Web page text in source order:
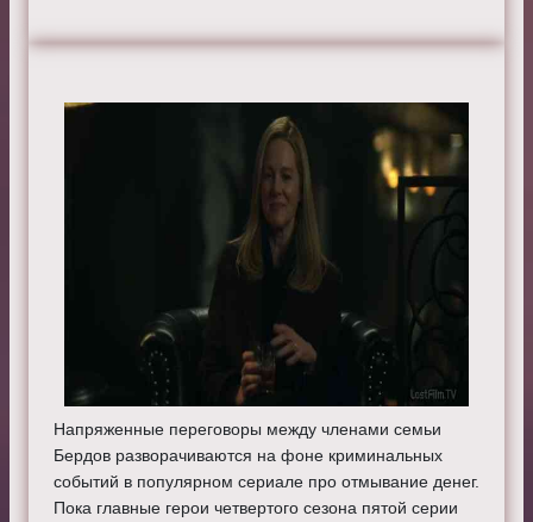
Напряженные переговоры между членами семьи
Бердов разворачиваются на фоне криминальных
событий в популярном сериале про отмывание денег.
Пока главные герои четвертого сезона пятой серии